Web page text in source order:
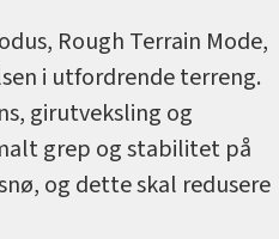
Rough Terrain Mode,
i utfordrende terreng.
girutveksling og
grep og stabilitet på
og dette skal redusere